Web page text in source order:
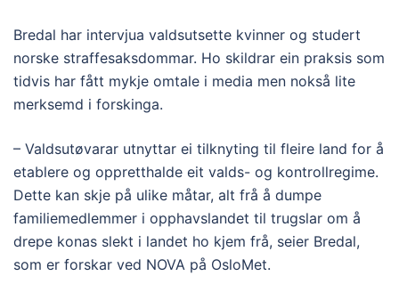
Bredal har intervjua valdsutsette kvinner og studert
norske straffesaksdommar. Ho skildrar ein praksis som
tidvis har fått mykje omtale i media men nokså lite
merksemd i forskinga.
– Valdsutøvarar utnyttar ei tilknyting til fleire land for å
etablere og oppretthalde eit valds- og kontrollregime.
Dette kan skje på ulike måtar, alt frå å dumpe
familiemedlemmer i opphavslandet til trugslar om å
drepe konas slekt i landet ho kjem frå, seier Bredal,
som er forskar ved NOVA på OsloMet.